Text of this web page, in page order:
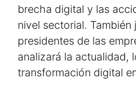
brecha digital y las
nivel sectorial.
presidentes de las
analizará la actualidad,
transformación digital